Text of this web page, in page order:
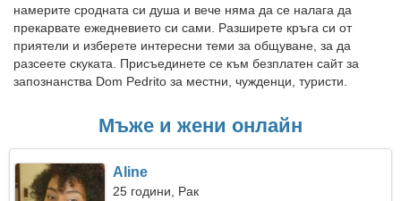
намерите сродната си душа и вече няма да се налага да
прекарвате ежедневието си сами. Разширете кръга си от
приятели и изберете интересни теми за общуване, за да
разсеете скуката. Присъединете се към безплатен сайт за
запознанства Dom Pedrito за местни, чужденци, туристи.
Мъже и жени онлайн
Aline
25 години, Рак